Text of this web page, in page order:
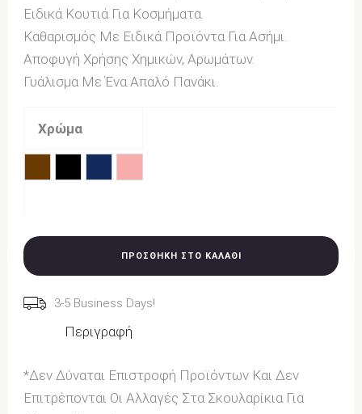
Ειδικά Κουτιά Για Κοσμήματα.
Καθαρισμός Με Ειδικά Προϊόντα Για Ασήμι.
Αποφυγή Χρήσης Χημικών, Αρωμάτων.
Γυάλισμα Με Ένα Απαλό Πανάκι.
Χρώμα
ΚαφέΜαύροΜπλεΡοζ
ΠΡΟΣΘΉΚΗ ΣΤΟ ΚΑΛΆΘΙ
3-5 Business Days!
Περιγραφή
*Δεν Δύναται Επιστροφή Προϊόντων Και Δεν
Επιτρέπονται Οι Αλλαγές Στα Σκουλαρίκια Για